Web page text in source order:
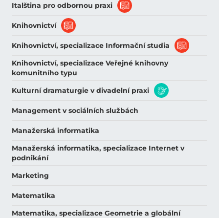
Italština pro odbornou praxi
Knihovnictví
Knihovnictví, specializace Informační studia
Knihovnictví, specializace Veřejné knihovny
komunitního typu
Kulturní dramaturgie v divadelní praxi
Management v sociálních službách
Manažerská informatika
Manažerská informatika, specializace Internet v
podnikání
Marketing
Matematika
Matematika, specializace Geometrie a globální